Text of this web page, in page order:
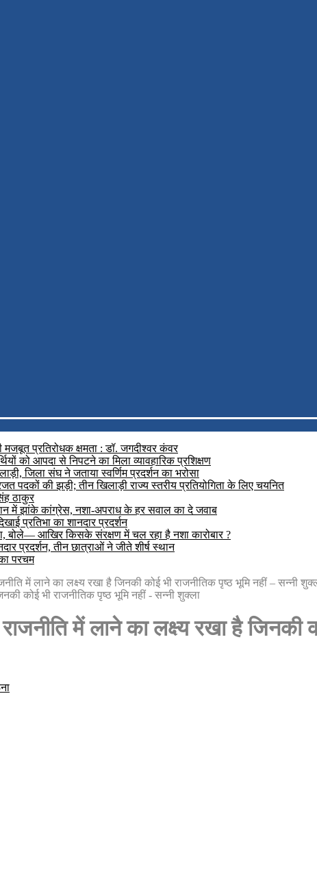
प्रतिरोधक क्षमता : डॉ. जगदीश्वर कंवर
को आपदा से निपटने का मिला व्यावहारिक प्रशिक्षण
जिला संघ ने जताया स्वर्णिम प्रदर्शन का भरोसा
पदकों की झड़ी; तीन खिलाड़ी राज्य स्तरीय प्रतियोगिता के लिए चयनित
ठाकुर
में झांके कांग्रेस, नशा-अपराध के हर सवाल का दे जवाब
प्रतिभा का शानदार प्रदर्शन
बोले— आखिर किसके संरक्षण में चल रहा है नशा कारोबार ?
प्रदर्शन, तीन छात्राओं ने जीते शीर्ष स्थान
परचम
में लाने का लक्ष्य रखा है जिनकी कोई भी राजनीतिक पृष्ठ भूमि नहीं – सन्नी
में लाने का लक्ष्य रखा है जिनकी